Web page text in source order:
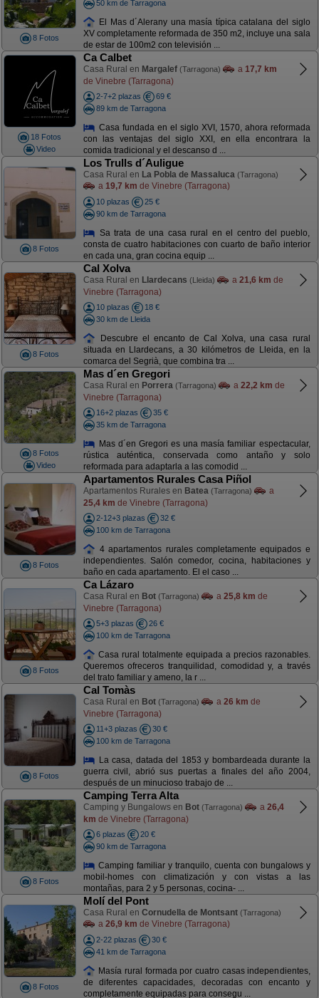
8 Fotos
50 km de Tarragona
El Mas d´Alerany una masía típica catalana del siglo
XV completamente reformada de 350 m2, incluye una sala
de estar de 100m2 con televisión ...
18 Fotos
Video
Ca Calbet
Casa Rural en Margalef (Tarragona) a 17,7 km
de Vinebre (Tarragona)
2-7+2 plazas
69 €
89 km de Tarragona
Casa fundada en el siglo XVI, 1570, ahora reformada
con las ventajas del siglo XXI, en ella encontrara la
comida tradicional y el descanso d ...
8 Fotos
Los Trulls d´Auligue
Casa Rural en La Pobla de Massaluca (Tarragona)
a 19,7 km de Vinebre (Tarragona)
10 plazas
25 €
90 km de Tarragona
Sa trata de una casa rural en el centro del pueblo,
consta de cuatro habitaciones con cuarto de baño interior
en cada una, gran cocina equip ...
8 Fotos
Cal Xolva
Casa Rural en Llardecans (Lleida) a 21,6 km de
Vinebre (Tarragona)
10 plazas
18 €
30 km de Lleida
Descubre el encanto de Cal Xolva, una casa rural
situada en Llardecans, a 30 kilómetros de Lleida, en la
comarca del Segrià, que combina tra ...
8 Fotos
Video
Mas d´en Gregori
Casa Rural en Porrera (Tarragona) a 22,2 km de
Vinebre (Tarragona)
16+2 plazas
35 €
35 km de Tarragona
Mas d´en Gregori es una masía familiar espectacular,
rústica auténtica, conservada como antaño y solo
reformada para adaptarla a las comodid ...
8 Fotos
Apartamentos Rurales Casa Piñol
Apartamentos Rurales en Batea (Tarragona)
a
25,4 km de Vinebre (Tarragona)
2-12+3 plazas
32 €
100 km de Tarragona
4 apartamentos rurales completamente equipados e
independientes. Salón comedor, cocina, habitaciones y
baño en cada apartamento. El el caso ...
8 Fotos
Ca Lázaro
Casa Rural en Bot (Tarragona) a 25,8 km de
Vinebre (Tarragona)
5+3 plazas
26 €
100 km de Tarragona
Casa rural totalmente equipada a precios razonables.
Queremos ofreceros tranquilidad, comodidad y, a través
del trato familiar y ameno, la r ...
8 Fotos
Cal Tomàs
Casa Rural en Bot (Tarragona) a 26 km de
Vinebre (Tarragona)
11+3 plazas
30 €
100 km de Tarragona
La casa, datada del 1853 y bombardeada durante la
guerra civil, abrió sus puertas a finales del año 2004,
después de un minucioso trabajo de ...
8 Fotos
Camping Terra Alta
Camping y Bungalows en Bot (Tarragona) a 26,4
km de Vinebre (Tarragona)
6 plazas
20 €
90 km de Tarragona
Camping familiar y tranquilo, cuenta con bungalows y
mobil-homes con climatización y con vistas a las
montañas, para 2 y 5 personas, cocina- ...
8 Fotos
Molí del Pont
Casa Rural en Cornudella de Montsant (Tarragona)
a 26,9 km de Vinebre (Tarragona)
2-22 plazas
30 €
41 km de Tarragona
Masía rural formada por cuatro casas independientes,
de diferentes capacidades, decoradas con encanto y
completamente equipadas para consegu ...